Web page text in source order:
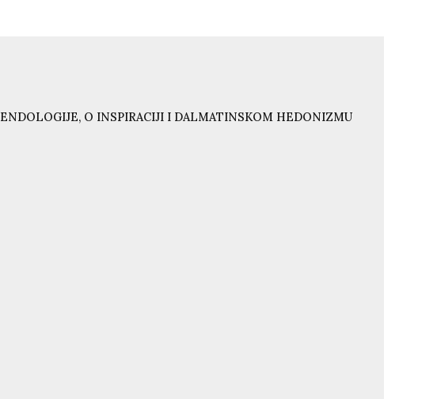
O INSPIRACIJI I DALMATINSKOM HEDONIZMU